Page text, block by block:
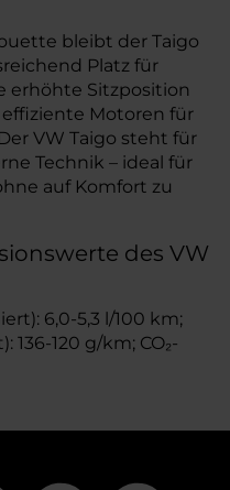
bleibt der Taigo
Platz für
erhöhte Sitzposition
Motoren für
VW Taigo steht für
Technik – ideal für
auf Komfort zu
des VW
6,0-5,3 l/100 km;
136-120 g/km; CO₂-